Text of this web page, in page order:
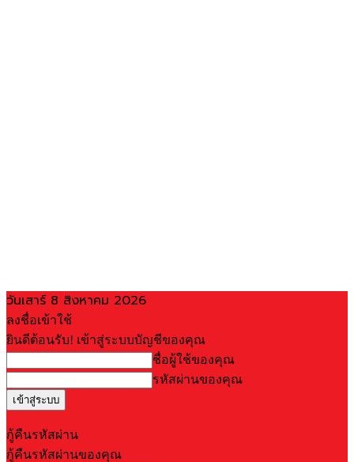
วันเสาร์ 8 สิงหาคม 2026
ลงชื่อเข้าใช้
ยินดีต้อนรับ! เข้าสู่ระบบบัญชีของคุณ
ชื่อผู้ใช้ของคุณ
รหัสผ่านของคุณ
กู้คืนรหัสผ่าน
กู้คืนรหัสผ่านของคุณ